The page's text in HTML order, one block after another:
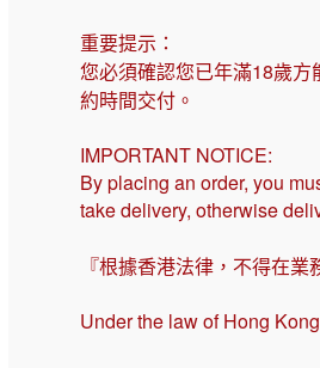
重要提示：
您必須確認您已年滿18歲
約時間交付。
IMPORTANT NOTICE:
By placing an order, you
take delivery, otherwise
『根據香港法律，不得在
Under the law of Hong